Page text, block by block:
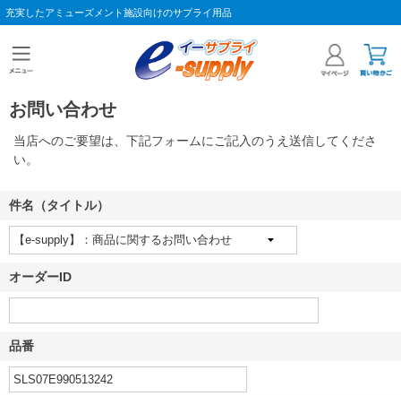
充実したアミューズメント施設向けのサプライ用品
お問い合わせ
当店へのご要望は、下記フォームにご記入のうえ送信してくださ
い。
件名（タイトル）
オーダーID
品番